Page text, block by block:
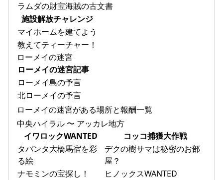
ラムダの財宝海賊の古文書
施設解放チャレンジ
マイホームを建てよう
教えてティーチャー！
ローメイの迷宮
ローメイの迷宮記事
ローメイ島の予言
北ローメイの予言
ローメイの迷宮がある場所と報酬一覧
中央ハイラル 〜 アッカレ地方
イワロックWANTED
コッコ捕獲大作戦
タバンタ大橋馬宿を彩
る絵
デクの樹サマは秘密のお部
屋？
ナモミンの宝探し！
ヒノックスWANTED